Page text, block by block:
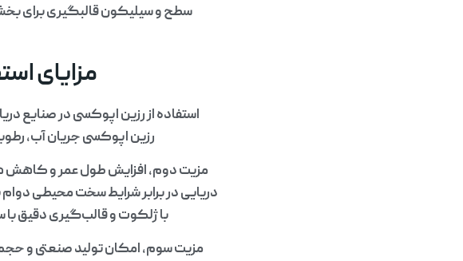
سطح و سیلیکون قالبگیری برای
مزایای
استفاده از رزین اپوکسی در صنایع
رزین اپوکسی جریان آب،
مزیت دوم، افزایش طول عمر و کاهش
دریایی در برابر شرایط سخت محیطی
با ژلکوت و قالب‌گیری دقیق با
مزیت سوم، امکان تولید صنعتی و حجم